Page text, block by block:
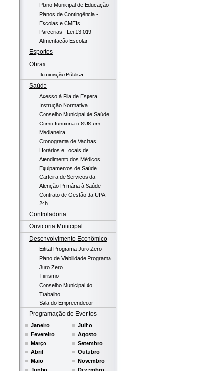
Plano Municipal de Educação
Planos de Contingência -
Escolas e CMEIs
Parcerias - Lei 13.019
Alimentação Escolar
Esportes
Obras
Iluminação Pública
Saúde
Acesso à Fila de Espera
Instrução Normativa
Conselho Municipal de Saúde
Como funciona o SUS em
Medianeira
Cronograma de Vacinas
Horários e Locais de
Atendimento dos Médicos
Equipamentos de Saúde
Carteira de Serviços da
Atenção Primária à Saúde
Contrato de Gestão da UPA
24h
Controladoria
Ouvidoria Municipal
Desenvolvimento Econômico
Edital Programa Juro Zero
Plano de Viabilidade Programa
Juro Zero
Turismo
Conselho Municipal do
Trabalho
Sala do Empreendedor
Programação de Eventos
Janeiro
Fevereiro
Março
Abril
Maio
Junho
Julho
Agosto
Setembro
Outubro
Novembro
Dezembro